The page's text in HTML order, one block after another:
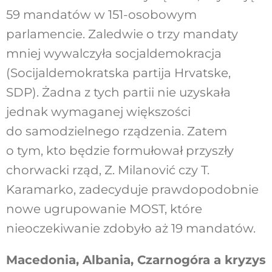
59 mandatów w 151-osobowym
parlamencie. Zaledwie o trzy mandaty
mniej wywalczyła socjaldemokracja
(Socijaldemokratska partija Hrvatske,
SDP). Żadna z tych partii nie uzyskała
jednak wymaganej większości
do samodzielnego rządzenia. Zatem
o tym, kto będzie formułował przyszły
chorwacki rząd, Z. Milanović czy T.
Karamarko, zadecyduje prawdopodobnie
nowe ugrupowanie MOST, które
nieoczekiwanie zdobyło aż 19 mandatów.
Macedonia, Albania, Czarnogóra a kryzys